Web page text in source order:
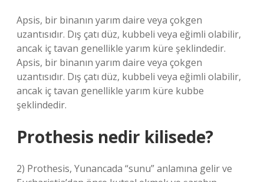
Apsis, bir binanın yarım daire veya çokgen
uzantısıdır. Dış çatı düz, kubbeli veya eğimli olabilir,
ancak iç tavan genellikle yarım küre şeklindedir.
Apsis, bir binanın yarım daire veya çokgen
uzantısıdır. Dış çatı düz, kubbeli veya eğimli olabilir,
ancak iç tavan genellikle yarım küre kubbe
şeklindedir.
Prothesis nedir kilisede?
2) Prothesis, Yunancada “sunu” anlamına gelir ve